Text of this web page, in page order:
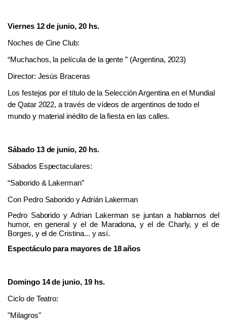
Viernes 12 de junio, 20 hs.
Noches de Cine Club:
“Muchachos, la película de la gente” (Argentina, 2023)
Director: Jesús Braceras
Los festejos por el título de la Selección Argentina en el Mundial
de Qatar 2022, a través de vídeos de argentinos de todo el
mundo y material inédito de la fiesta en las calles.
Sábado 13 de junio,20 hs.
Sábados Espectaculares:
“Saborido & Lakerman”
Con Pedro Saborido y Adrián Lakerman
Pedro Saborido y Adrian Lakerman se juntan a hablarnos del
humor, en general y el de Maradona, y el de Charly, y el de
Borges, y el de Cristina... y así.
Espectáculo para mayores de 18 años
Domingo 14 de junio, 19 hs.
Ciclo de Teatro:
"Milagros"